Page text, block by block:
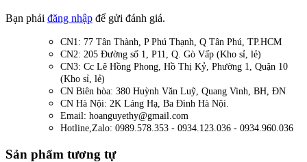
Bạn phải đăng nhập để gửi đánh giá.
CN1: 77 Tân Thành, P Phú Thạnh, Q Tân Phú, TP.HCM
CN2: 205 Đường số 1, P11, Q. Gò Vấp (Kho sỉ, lẻ)
CN3: Cc Lê Hồng Phong, Hồ Thị Kỷ, Phường 1, Quận 10
(Kho sỉ, lẻ)
CN Biên hòa: 380 Huỳnh Văn Luỹ, Quang Vinh, BH, ĐN
CN Hà Nội: 2K Láng Hạ, Ba Đình Hà Nội.
Email: hoanguyethy@gmail.com
Hotline,Zalo: 0989.578.353 - 0934.123.036 - 0934.960.036
Sản phẩm tương tự